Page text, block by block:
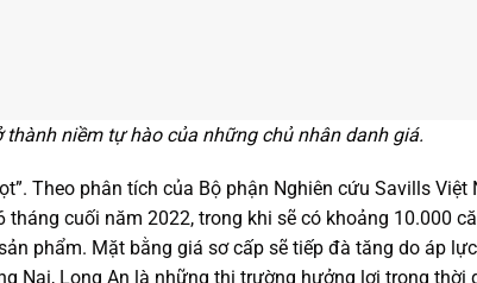
niềm tự hào của những chủ nhân danh giá.
Theo phân tích của Bộ phận Nghiên cứu Savills Việt
cuối năm 2022, trong khi sẽ có khoảng 10.000
phẩm. Mặt bằng giá sơ cấp sẽ tiếp đà tăng do áp
Nai, Long An là những thị trường hưởng lợi trong thời